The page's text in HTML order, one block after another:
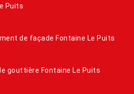
Puits
de façade Fontaine Le Puits
gouttière Fontaine Le Puits